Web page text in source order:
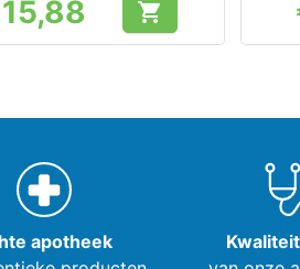
Prijs 
apotheek